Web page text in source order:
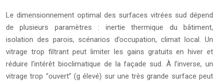
Le dimensionnement optimal des surfaces vitrées sud dépend
de plusieurs paramètres : inertie thermique du bâtiment,
isolation des parois, scénarios d’occupation, climat local. Un
vitrage trop filtrant peut limiter les gains gratuits en hiver et
réduire l’intérêt bioclimatique de la façade sud. À l’inverse, un
vitrage trop “ouvert” (g élevé) sur une très grande surface peut